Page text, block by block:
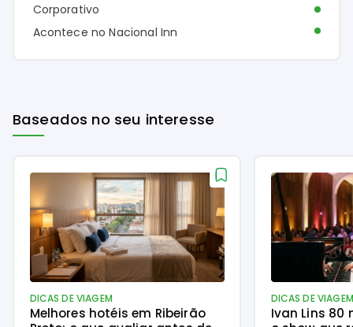
Corporativo
Acontece no Nacional Inn
Baseados no seu interesse
DICAS DE VIAGEM
Melhores hotéis em Ribeirão
DICAS DE VIAGEM
Ivan Lins 80